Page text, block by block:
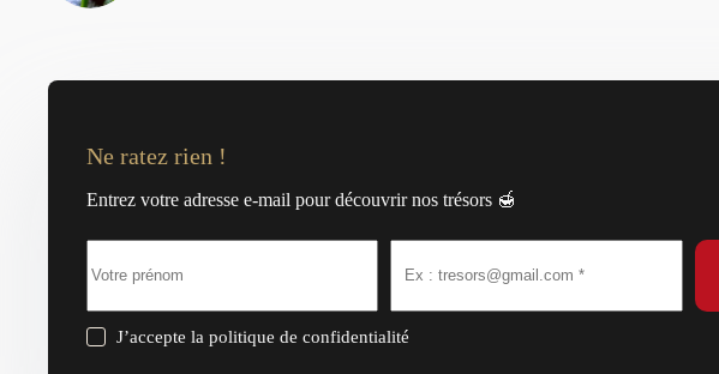
Ne ratez rien !
Entrez votre adresse e-mail pour découvrir nos trésors 🍯
J’accepte lapolitique de confidentialité